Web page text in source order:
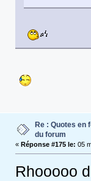
Re : Quotes en
du forum
« Réponse #175 le: 05
Rhooooo